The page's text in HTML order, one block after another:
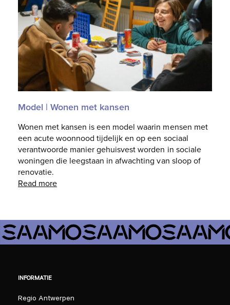
Model | Wonen met kansen
Wonen met kansen is een model waarin mensen met
een acute woonnood tijdelijk en op een sociaal
verantwoorde manier gehuisvest worden in sociale
woningen die leegstaan in afwachting van sloop of
renovatie.
Read more
INFORMATIE
Regio Antwerpen